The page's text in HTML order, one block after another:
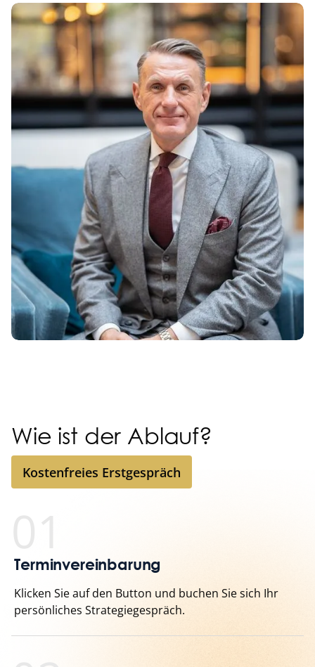
Wie ist der Ablauf?
Kostenfreies Erstgespräch
Kostenfreies Erstgespräch
Terminvereinbarung
Klicken Sie auf den Button und buchen Sie sich Ihr
persönliches Strategiegespräch.